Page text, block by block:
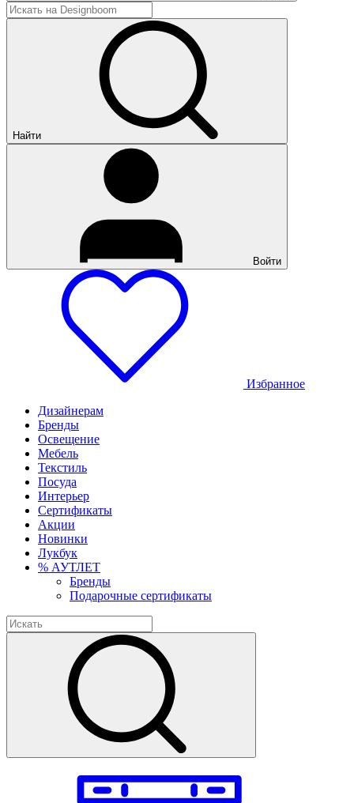
Найти
Войти
Избранное
Дизайнерам
Бренды
Освещение
Мебель
Текстиль
Посуда
Интерьер
Сертификаты
Акции
Новинки
Лукбук
% АУТЛЕТ
Бренды
Подарочные сертификаты